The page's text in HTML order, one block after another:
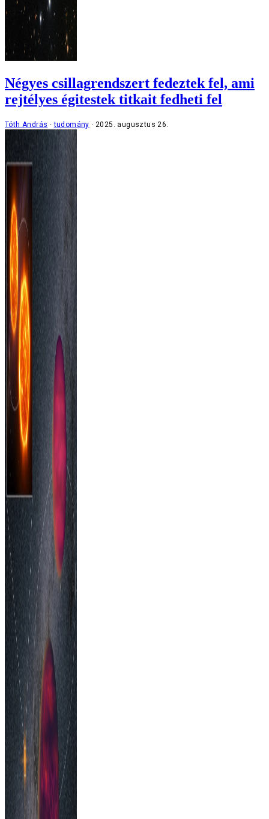
Négyes csillagrendszert fedeztek fel, ami
rejtélyes égitestek titkait fedheti fel
Tóth András tudomány 2025. augusztus 26.